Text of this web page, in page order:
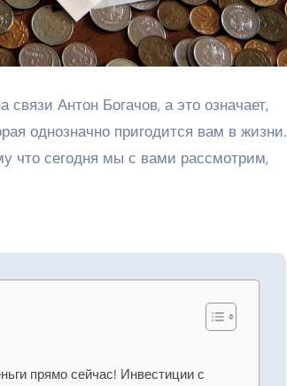
связи Антон Богачов, а это означает,
однозначно пригодится вам в жизни.
что сегодня мы с вами рассмотрим,
прямо сейчас! Инвестиции с